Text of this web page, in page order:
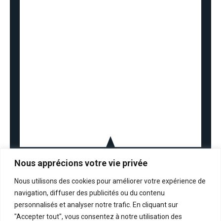
Nous apprécions votre vie privée
Nous utilisons des cookies pour améliorer votre expérience de
navigation, diffuser des publicités ou du contenu
personnalisés et analyser notre trafic. En cliquant sur
"Accepter tout", vous consentez à notre utilisation des
La maison des savoir-faire esthétiques